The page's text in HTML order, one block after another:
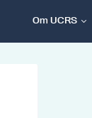
Om UCRS